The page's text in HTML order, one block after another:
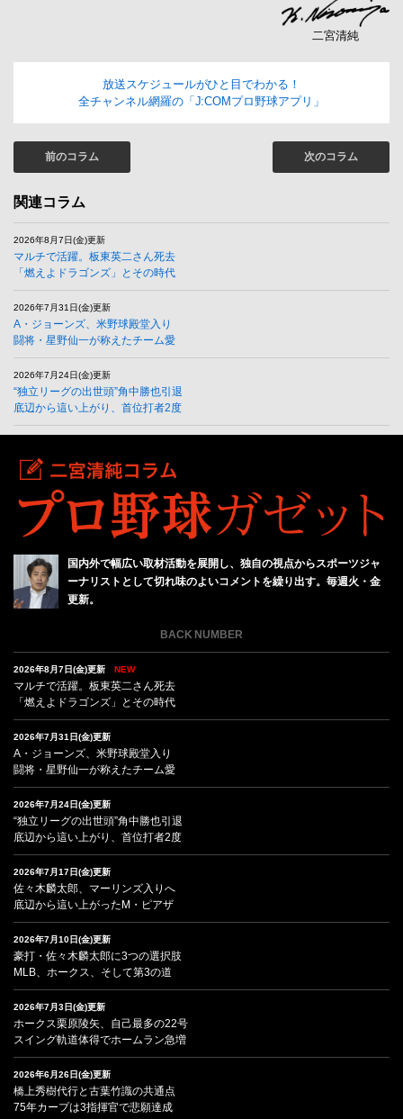
二宮清純
放送スケジュールがひと目でわかる！
全チャンネル網羅の「J:COMプロ野球アプリ」
前のコラム 次のコラム
関連コラム
2026年8月7日(金)更新
マルチで活躍。板東英二さん死去
「燃えよドラゴンズ」とその時代
2026年7月31日(金)更新
A・ジョーンズ、米野球殿堂入り
闘将・星野仙一が称えたチーム愛
2026年7月24日(金)更新
“独立リーグの出世頭”角中勝也引退
底辺から這い上がり、首位打者2度
国内外で幅広い取材活動を展開し、独自の視点からスポーツジャ
ーナリストとして切れ味のよいコメントを繰り出す。毎週火・金
更新。
BACK NUMBER
2026年8月7日(金)更新 NEW
マルチで活躍。板東英二さん死去
「燃えよドラゴンズ」とその時代
2026年7月31日(金)更新
A・ジョーンズ、米野球殿堂入り
闘将・星野仙一が称えたチーム愛
2026年7月24日(金)更新
“独立リーグの出世頭”角中勝也引退
底辺から這い上がり、首位打者2度
2026年7月17日(金)更新
佐々木麟太郎、マーリンズ入りへ
底辺から這い上がったM・ピアザ
2026年7月10日(金)更新
豪打・佐々木麟太郎に3つの選択肢
MLB、ホークス、そして第3の道
2026年7月3日(金)更新
ホークス栗原陵矢、自己最多の22号
スイング軌道体得でホームラン急増
2026年6月26日(金)更新
橋上秀樹代行と古葉竹識の共通点
75年カープは3指揮官で悲願達成